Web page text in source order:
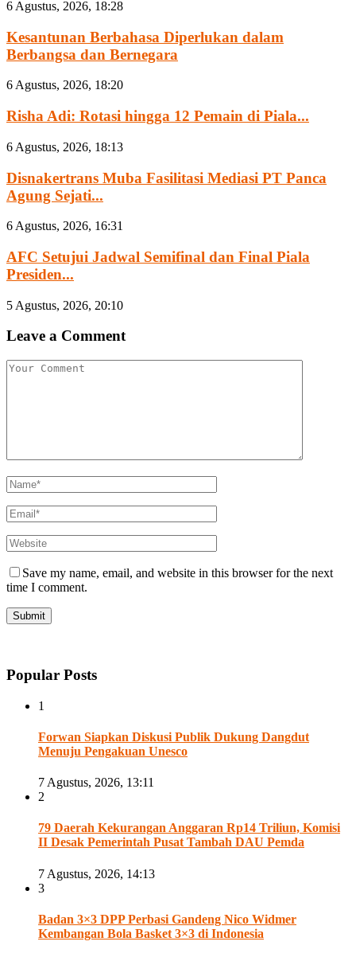
6 Agustus, 2026, 18:28
Kesantunan Berbahasa Diperlukan dalam
Berbangsa dan Bernegara
6 Agustus, 2026, 18:20
Risha Adi: Rotasi hingga 12 Pemain di Piala...
6 Agustus, 2026, 18:13
Disnakertrans Muba Fasilitasi Mediasi PT Panca
Agung Sejati...
6 Agustus, 2026, 16:31
AFC Setujui Jadwal Semifinal dan Final Piala
Presiden...
5 Agustus, 2026, 20:10
Leave a Comment
Save my name, email, and website in this browser for the next
time I comment.
Popular Posts
1
Forwan Siapkan Diskusi Publik Dukung Dangdut
Menuju Pengakuan Unesco
7 Agustus, 2026, 13:11
2
79 Daerah Kekurangan Anggaran Rp14 Triliun, Komisi
II Desak Pemerintah Pusat Tambah DAU Pemda
7 Agustus, 2026, 14:13
3
Badan 3×3 DPP Perbasi Gandeng Nico Widmer
Kembangan Bola Basket 3×3 di Indonesia